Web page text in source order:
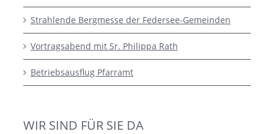
Strahlende Bergmesse der Federsee-Gemeinden
Vortragsabend mit Sr. Philippa Rath
Betriebsausflug Pfarramt
WIR SIND FÜR SIE DA